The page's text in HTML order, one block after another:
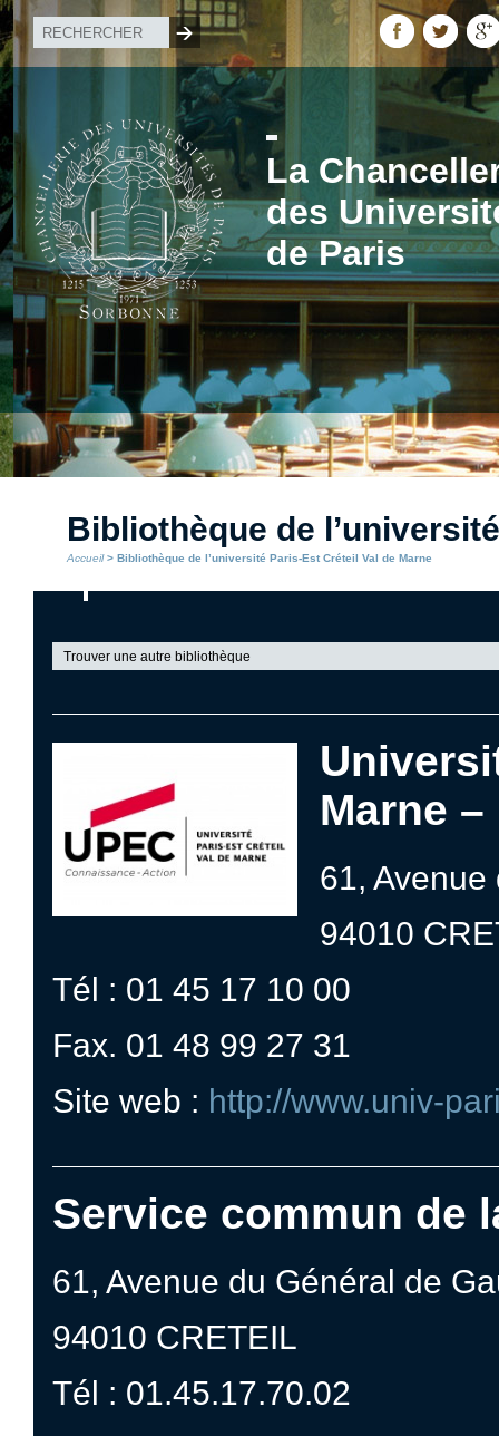
La
des
de Paris
Bibliothèque de
Accueil> Bibliothèque de l’université Paris-Est Créteil Val de Marne
Trouver une autre bibliothèque
Marne
61,
94010
Tél : 01 45 17 10 00
Fax. 01 48 99 27 31
Site web : http://www.univ-
Service commun de
61, Avenue du Général de
94010 CRETEIL
Tél : 01.45.17.70.02